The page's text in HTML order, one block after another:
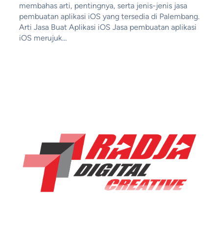
membahas arti, pentingnya, serta jenis-jenis jasa
pembuatan aplikasi iOS yang tersedia di Palembang.
Arti Jasa Buat Aplikasi iOS Jasa pembuatan aplikasi
iOS merujuk…